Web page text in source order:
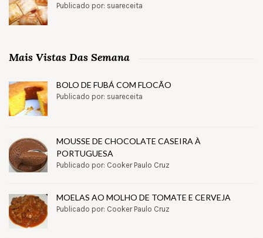
Publicado por: suareceita
Mais Vistas Das Semana
BOLO DE FUBÁ COM FLOCÃO
Publicado por: suareceita
MOUSSE DE CHOCOLATE CASEIRA À
PORTUGUESA
Publicado por: Cooker Paulo Cruz
MOELAS AO MOLHO DE TOMATE E CERVEJA
Publicado por: Cooker Paulo Cruz